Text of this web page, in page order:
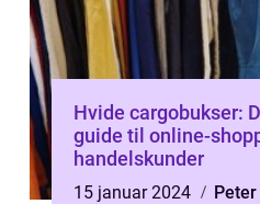
Hvide cargobukser:
guide til online-
handelskunder
15 januar 2024